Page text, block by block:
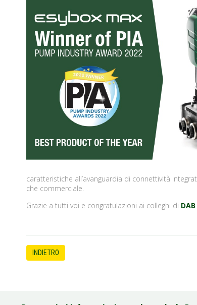
caratteristiche all’avanguardia di connettività
che commerciale.
Grazie a tutti voi e congratulazioni ai colleghi di
INDIETRO